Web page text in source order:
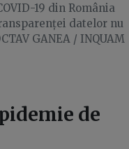
19 din România
datelor nu
GANEA / INQUAM
de